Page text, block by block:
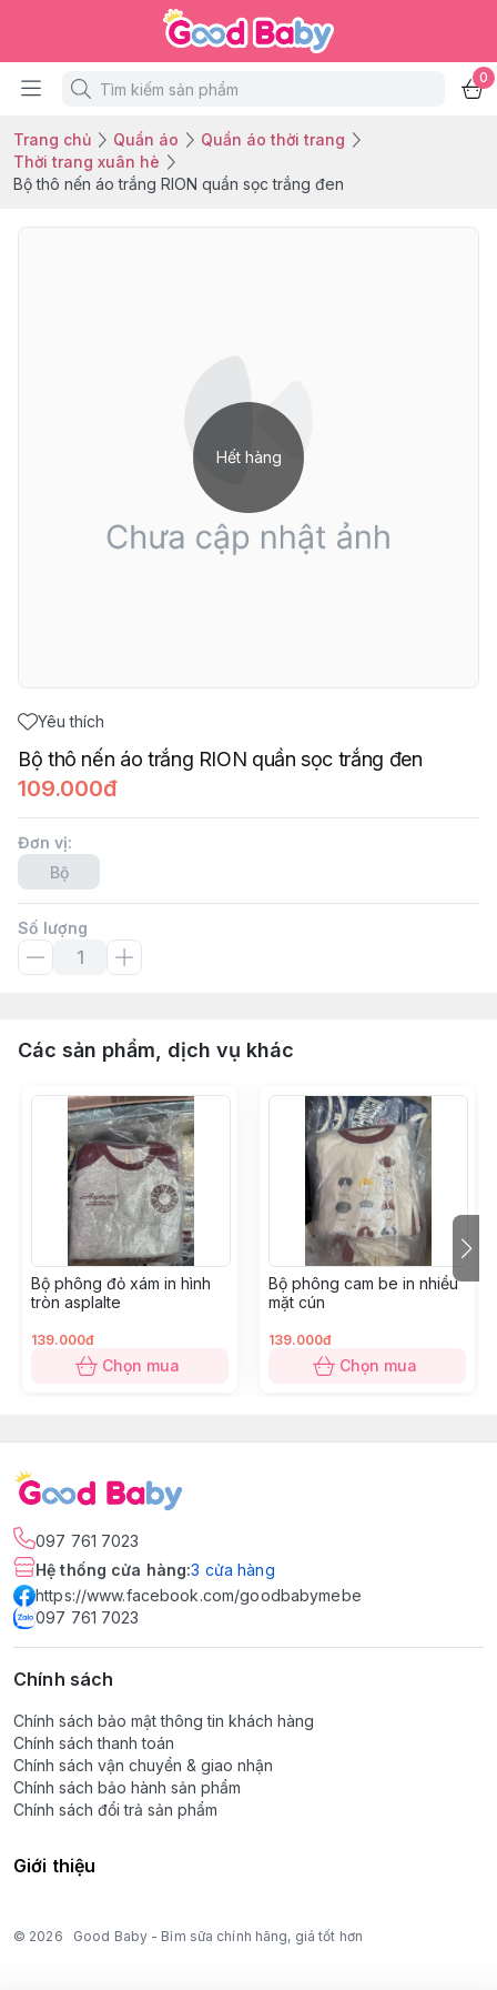
0
Trang chủ Quần áo
Quần áo thời trang
Thời trang xuân hè
Bộ thô nến áo trắng RION quần sọc trắng đen
Hết hàng
Yêu thích
Bộ thô nến áo trắng RION quần sọc trắng đen
109.000đ
Đơn vị:
Bộ
Số lượng
Các sản phẩm, dịch vụ khác
Bộ phông đỏ xám in hình
tròn asplalte
139.000đ
Chọn mua
Bộ phông cam be in nhiều
mặt cún
139.000đ
Chọn mua
097 761 7023
Hệ thống cửa hàng:3 cửa hàng
https://www.facebook.com/goodbabymebe
097 761 7023
Chính sách
Chính sách bảo mật thông tin khách hàng
Chính sách thanh toán
Chính sách vận chuyển & giao nhận
Chính sách bảo hành sản phẩm
Chính sách đổi trả sản phẩm
Giới thiệu
© 2026 Good Baby - Bỉm sữa chính hãng, giá tốt hơn